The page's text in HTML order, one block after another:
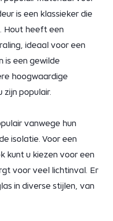
is een klassieker die
Hout heeft een
ideaal voor een
is een gewilde
hoogwaardige
populair.
vanwege hun
isolatie. Voor een
kunt u kiezen voor een
voor veel lichtinval. Er
in diverse stijlen, van